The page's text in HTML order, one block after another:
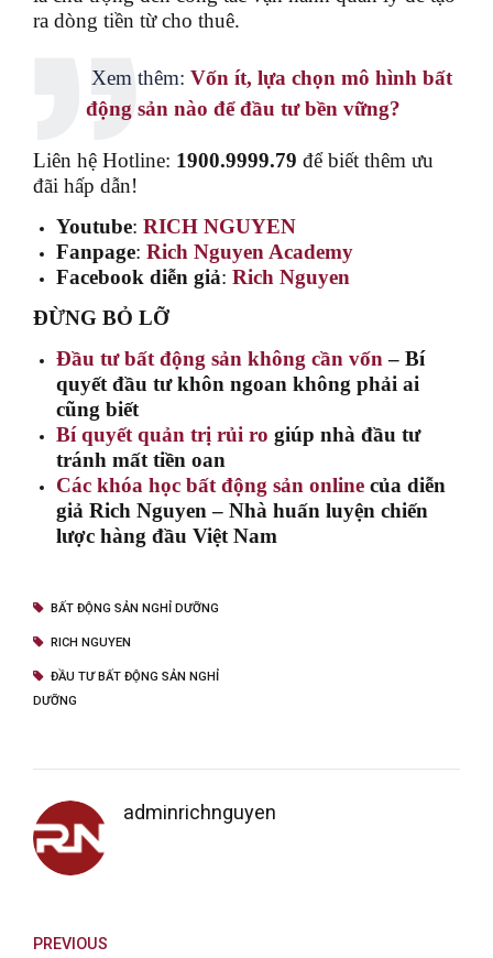
ra dòng tiền từ cho thuê.
Xem thêm: Vốn ít, lựa chọn mô hình bất
động sản nào để đầu tư bền vững?
Liên hệ Hotline: 1900.9999.79 để biết thêm ưu
đãi hấp dẫn!
Youtube: RICH NGUYEN
Fanpage: Rich Nguyen Academy
Facebook diễn giả: Rich Nguyen
ĐỪNG BỎ LỠ
Đầu tư bất động sản không cần vốn – Bí
quyết đầu tư khôn ngoan không phải ai
cũng biết
Bí quyết quản trị rủi ro giúp nhà đầu tư
tránh mất tiền oan
Các khóa học bất động sản online của diễn
giả Rich Nguyen – Nhà huấn luyện chiến
lược hàng đầu Việt Nam
BẤT ĐỘNG SẢN NGHỈ DƯỠNG
RICH NGUYEN
ĐẦU TƯ BẤT ĐỘNG SẢN NGHỈ
DƯỠNG
adminrichnguyen
PREVIOUS